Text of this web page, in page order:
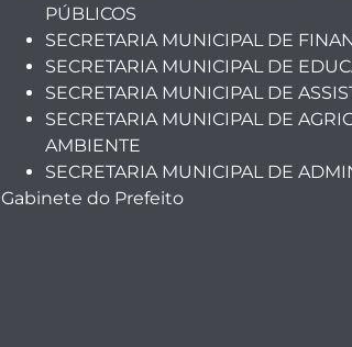
PÚBLICOS
SECRETARIA MUNICIPAL DE
SECRETARIA MUNICIPAL DE
SECRETARIA MUNICIPAL DE
SECRETARIA MUNICIPAL DE
AMBIENTE
SECRETARIA MUNICIPAL DE
Gabinete do Prefeito